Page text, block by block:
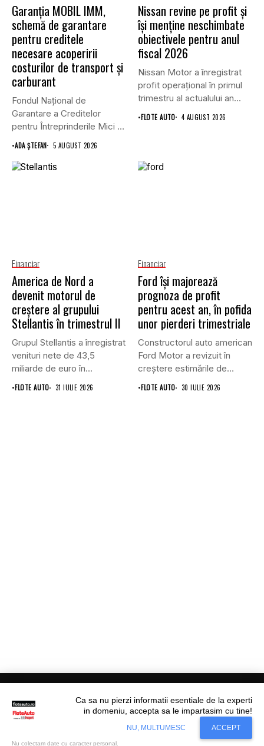
Garanţia MOBIL IMM,
schemă de garantare
pentru creditele
necesare acoperirii
costurilor de transport şi
carburant
Fondul Național de
Garantare a Creditelor
pentru Întreprinderile Mici și
Mijlocii (FNGCIMM)...
•ADA ȘTEFAN 5 AUGUST 2026
Nissan revine pe profit și
își menține neschimbate
obiectivele pentru anul
fiscal 2026
Nissan Motor a înregistrat
profit operațional în primul
trimestru al actualului an...
•FLOTE AUTO 4 AUGUST 2026
Financiar
America de Nord a
devenit motorul de
creștere al grupului
Stellantis în trimestrul II
Grupul Stellantis a înregistrat
venituri nete de 43,5
miliarde de euro în...
•FLOTE AUTO 31 IULIE 2026
Financiar
Ford își majorează
prognoza de profit
pentru acest an, în pofida
unor pierderi trimestriale
Constructorul auto american
Ford Motor a revizuit în
creștere estimările de
profit...
•FLOTE AUTO 30 IULIE 2026
© Flote Auto. Toate drepturile rezervate.
JuridicFinanciarAnalize De Piață Transporturi
Situl nostru utilizeaza cookies. Ce inseamna
Accept
Ca sa nu pierzi informatii esentiale de la experti
in domeniu, accepta sa le impartasim cu tine!
NU, MULTUMESC ACCEPT
Nu colectam date cu caracter personal.